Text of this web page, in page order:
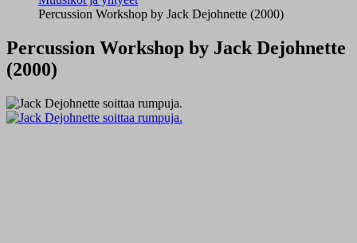
Percussion Workshop by Jack Dejohnette (2000)
Percussion Workshop by Jack Dejohnette
(2000)